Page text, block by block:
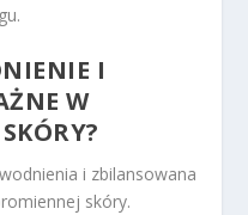
I
W
i zbilansowana
skóry.